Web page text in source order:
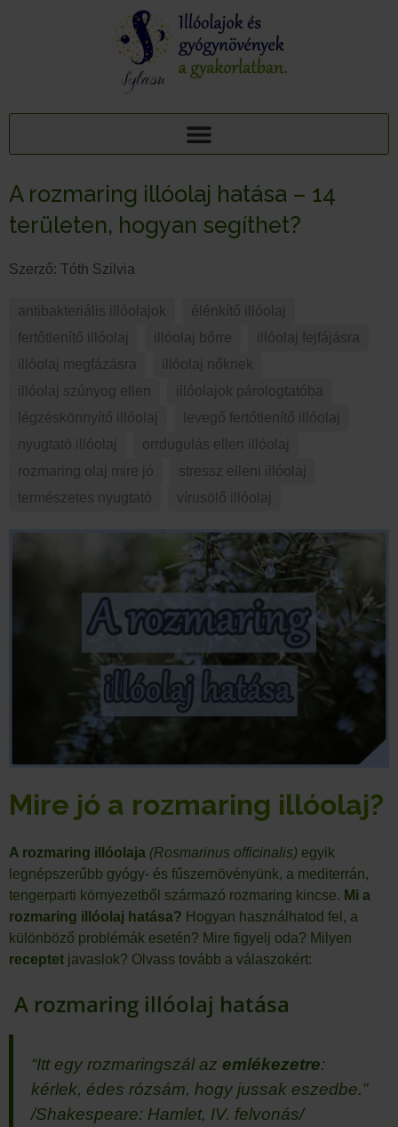
A rozmaring illóolaj hatása – 14
területen, hogyan segíthet?
Szerző: Tóth Szilvia
antibakteriális illóolajok élénkítő illóolaj
fertőtlenítő illóolaj
illóolaj bőrre illóolaj fejfájásra
illóolaj megfázásra
illóolaj nőknek
illóolaj szúnyog ellen
illóolajok párologtatóba
légzéskönnyítő illóolaj
levegő fertőtlenítő illóolaj
nyugtató illóolaj
orrdugulás ellen illóolaj
rozmaring olaj mire jó
stressz elleni illóolaj
természetes nyugtató
vírusölő illóolaj
Mire jó a rozmaring illóolaj?
A rozmaring illóolaja (Rosmarinus officinalis) egyik
legnépszerűbb gyógy- és fűszernövényünk, a mediterrán,
tengerparti környezetből származó rozmaring kincse. Mi a
rozmaring illóolaj hatása? Hogyan használhatod fel, a
különböző problémák esetén? Mire figyelj oda? Milyen
receptet javaslok? Olvass tovább a válaszokért:
A rozmaring illóolaj hatása
“Itt egy rozmaringszál az emlékezetre:
kérlek, édes rózsám, hogy jussak eszedbe.”
/Shakespeare: Hamlet, IV. felvonás/